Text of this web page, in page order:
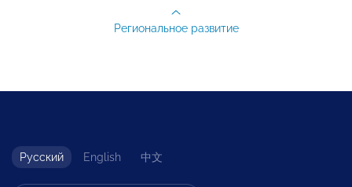
Региональное развитие
Русский English 中文